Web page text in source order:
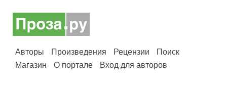
Авторы Произведения Рецензии
Поиск
Магазин
О портале Вход для авторов